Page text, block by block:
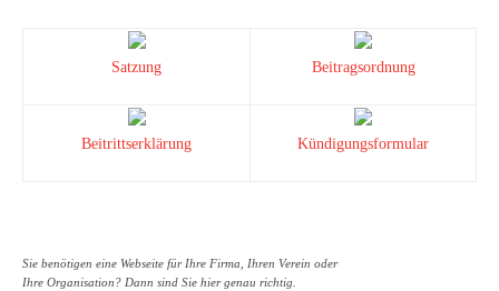
Satzung Beitragsordnung
Beitrittserklärung Kündigungsformular
Sie benötigen eine Webseite für Ihre Firma, Ihren Verein oder
Ihre Organisation? Dann sind Sie hier genau richtig.